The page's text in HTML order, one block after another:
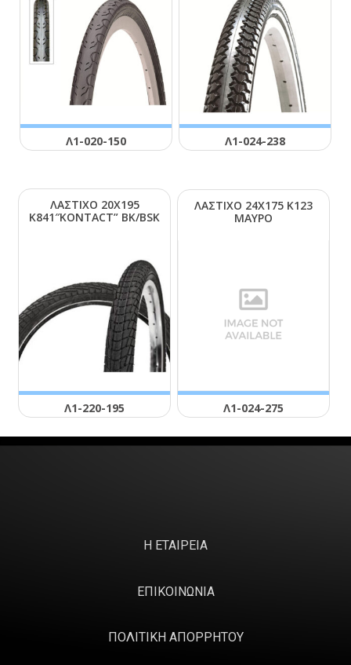
Λ1-020-150 Λ1-024-238
ΛΑΣΤΙΧΟ 20Χ195
Κ841″ΚΟΝΤΑCΤ” ΒΚ/ΒSΚ
Λ1-220-195
ΛΑΣΤΙΧΟ 24Χ175 Κ123
ΜΑΥΡΟ
Λ1-024-275
Η ΕΤΑΙΡΕΙΑ
ΕΠΙΚΟΙΝΩΝΙΑ
ΠΟΛΙΤΙΚΗ ΑΠΟΡΡΗΤΟΥ